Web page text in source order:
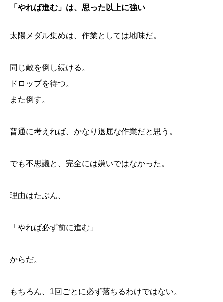
「やれば進む」は、思った以上に強い
太陽メダル集めは、作業としては地味だ。
同じ敵を倒し続ける。
ドロップを待つ。
また倒す。
普通に考えれば、かなり退屈な作業だと思う。
でも不思議と、完全には嫌いではなかった。
理由はたぶん、
「やれば必ず前に進む」
からだ。
もちろん、1回ごとに必ず落ちるわけではない。